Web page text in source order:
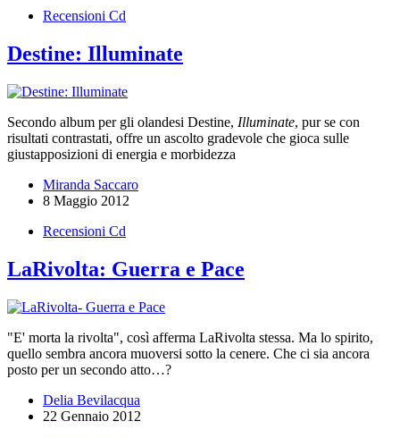
Recensioni Cd
Destine: Illuminate
Secondo album per gli olandesi Destine, Illuminate, pur se con
risultati contrastati, offre un ascolto gradevole che gioca sulle
giustapposizioni di energia e morbidezza
Miranda Saccaro
8 Maggio 2012
Recensioni Cd
LaRivolta: Guerra e Pace
"E' morta la rivolta", così afferma LaRivolta stessa. Ma lo spirito,
quello sembra ancora muoversi sotto la cenere. Che ci sia ancora
posto per un secondo atto…?
Delia Bevilacqua
22 Gennaio 2012